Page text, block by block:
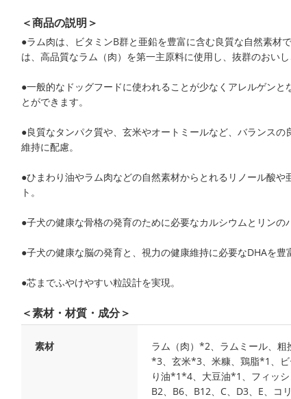
＜商品の説明＞
●ラム肉は、ビタミンB群と亜鉛を豊富に含む良質な自然素材
は、高品質なラム（肉）を第一主原料に使用し、抜群のおいし
●一般的なドッグフードに使われることが少なくアレルゲン
とができます。
●良質なタンパク質や、玄米やオートミールなど、バランス
維持に配慮。
●ひまわり油やラム肉などの自然素材からとれるリノール酸
ト。
●子犬の健康な骨格の発育のために必要なカルシウムとリンの
●子犬の健康な脳の発育と、視力の健康維持に必要なDHAを豊
●芯までふやけやすい粒設計を実現。
＜素材・材質・成分＞
素材
ラム（肉）*2、ラムミール、
*3、玄米*3、米糠、鶏脂*1、
り油*1*4、大豆油*1、フィッ
B2、B6、B12、C、D3、E、コ